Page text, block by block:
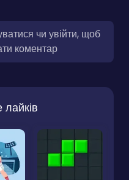
чи увійти, щоб
коментар